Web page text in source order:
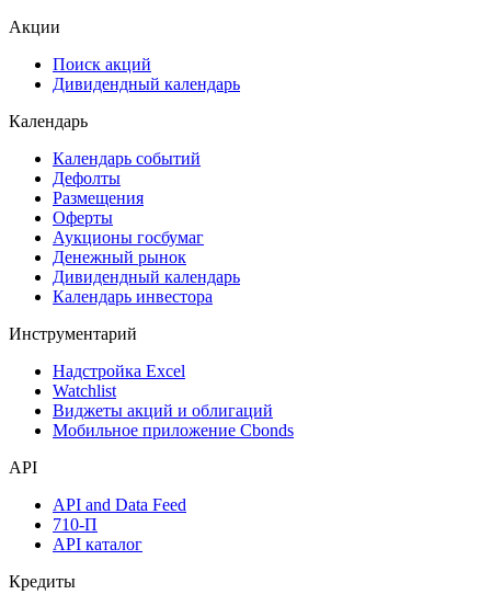
Акции
Поиск акций
Дивидендный календарь
Календарь
Календарь событий
Дефолты
Размещения
Оферты
Аукционы госбумаг
Денежный рынок
Дивидендный календарь
Календарь инвестора
Инструментарий
Надстройка Excel
Watchlist
Виджеты акций и облигаций
Мобильное приложение Cbonds
API
API and Data Feed
710-П
API каталог
Кредиты